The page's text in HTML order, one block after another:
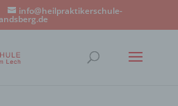
info@heilpraktikerschule-